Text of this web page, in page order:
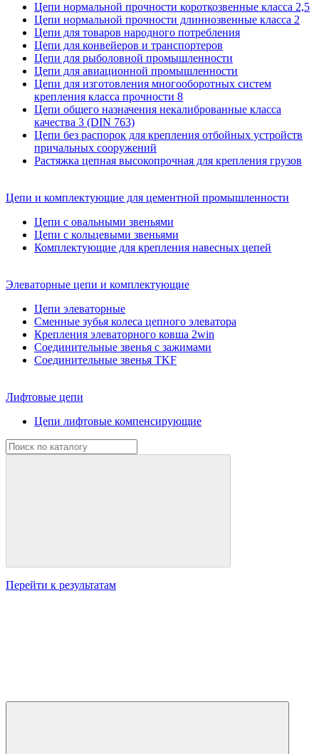
Цепи нормальной прочности короткозвенные класса 2,5
Цепи нормальной прочности длиннозвенные класса 2
Цепи для товаров народного потребления
Цепи для конвейеров и транспортеров
Цепи для рыболовной промышленности
Цепи для авиационной промышленности
Цепи для изготовления многооборотных систем
крепления класса прочности 8
Цепи общего назначения некалиброванные класса
качества 3 (DIN 763)
Цепи без распорок для крепления отбойных устройств
причальных сооружений
Растяжка цепная высокопрочная для крепления грузов
Цепи и комплектующие для цементной промышленности
Цепи с овальными звеньями
Цепи с кольцевыми звеньями
Комплектующие для крепления навесных цепей
Элеваторные цепи и комплектующие
Цепи элеваторные
Сменные зубья колеса цепного элеватора
Крепления элеваторного ковша 2win
Соединительные звенья с зажимами
Соединительные звенья TKF
Лифтовые цепи
Цепи лифтовые компенсирующие
Перейти к результатам